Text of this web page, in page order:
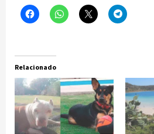
Relacionado